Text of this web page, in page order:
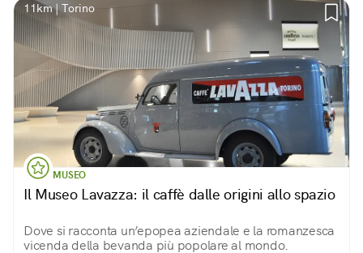
11km | Torino
MUSEO
Il Museo Lavazza: il caffè dalle origini allo spazio
Dove si racconta un’epopea aziendale e la romanzesca
vicenda della bevanda più popolare al mondo.